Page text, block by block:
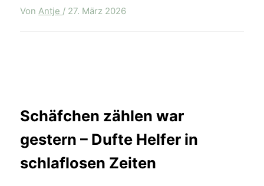
VonAntje / 27. März 2026
Schäfchen zählen war
gestern – Dufte Helfer in
schlaflosen Zeiten